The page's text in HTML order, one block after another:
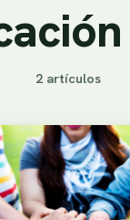
2 artículos